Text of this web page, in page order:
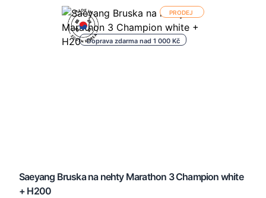
PRODEJ
Doprava zdarma nad 1 000 Kč
Saeyang Bruska na nehty Marathon 3 Champion white
+ H200